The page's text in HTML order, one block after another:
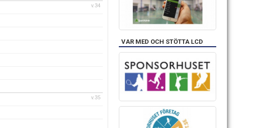
v.34
v.35
VAR MED OCH STÖTTA LCD